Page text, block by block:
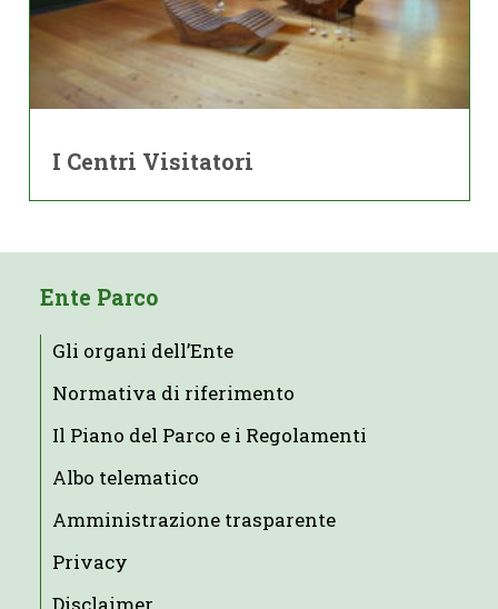
I Centri Visitatori
Ente Parco
Gli organi dell’Ente
Normativa di riferimento
Il Piano del Parco e i Regolamenti
Albo telematico
Amministrazione trasparente
Privacy
Disclaimer